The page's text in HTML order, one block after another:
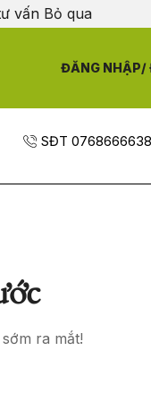
vấn Bỏ qua
ĐĂNG NHẬP/
SĐT 0768666638
ra mắt!